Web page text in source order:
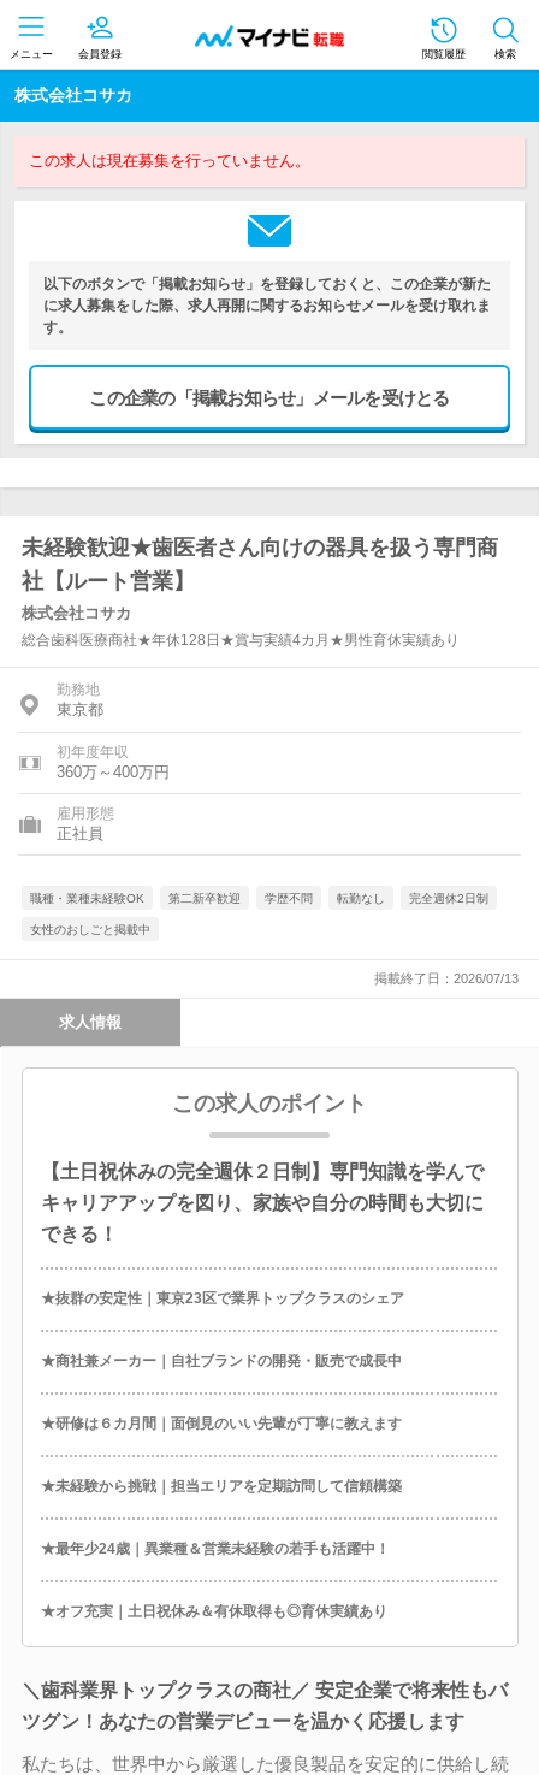
メニュー 会員登録 閲覧履歴 検索
株式会社コサカ
この求人は現在募集を行っていません。
以下のボタンで「掲載お知らせ」を登録しておくと、この企業が新た
に求人募集をした際、求人再開に関するお知らせメールを受け取れま
す。
この企業の「掲載お知らせ」メールを受けとる
未経験歓迎★歯医者さん向けの器具を扱う専門商
社【ルート営業】
株式会社コサカ
総合歯科医療商社★年休128日★賞与実績4カ月★男性育休実績あり
勤務地
東京都
初年度年収
360万～400万円
雇用形態
正社員
職種・業種未経験OK 第二新卒歓迎 学歴不問 転勤なし 完全週休2日制
女性のおしごと掲載中
掲載終了日：2026/07/13
求人情報
この求人のポイント
【土日祝休みの完全週休２日制】専門知識を学んで
キャリアアップを図り、家族や自分の時間も大切に
できる！
★抜群の安定性｜東京23区で業界トップクラスのシェア
★商社兼メーカー｜自社ブランドの開発・販売で成長中
★研修は６カ月間｜面倒見のいい先輩が丁寧に教えます
★未経験から挑戦｜担当エリアを定期訪問して信頼構築
★最年少24歳｜異業種＆営業未経験の若手も活躍中！
★オフ充実｜土日祝休み＆有休取得も◎育休実績あり
＼歯科業界トップクラスの商社／ 安定企業で将来性もバ
ツグン！あなたの営業デビューを温かく応援します
私たちは、世界中から厳選した優良製品を安定的に供給し続